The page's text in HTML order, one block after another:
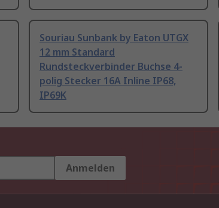
Souriau Sunbank by Eaton UTGX
12 mm Standard
Rundsteckverbinder Buchse 4-
polig Stecker 16A Inline IP68,
IP69K
Anmelden